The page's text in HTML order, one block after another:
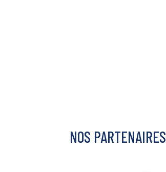
NOS PARTENAIRES